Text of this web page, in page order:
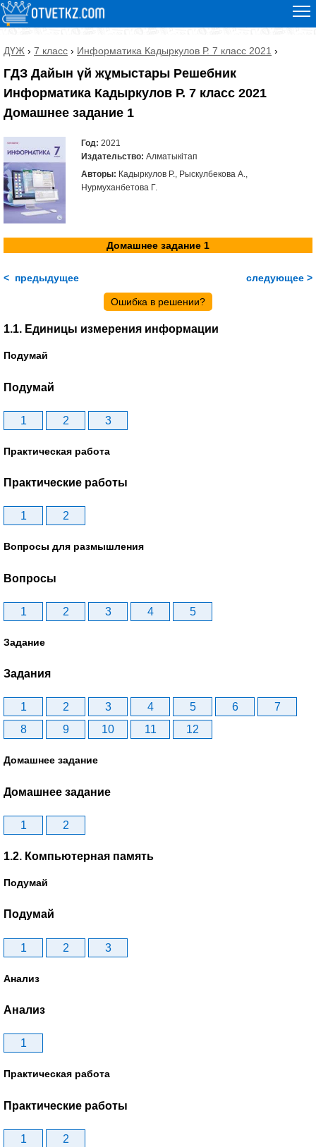
ДҮЖ › 7 класс › Информатика Кадыркулов Р. 7 класс 2021 ›
ГДЗ Дайын үй жұмыстары Решебник
Информатика Кадыркулов Р. 7 класс 2021
Домашнее задание 1
Год: 2021
Издательство: Алматыкітап
Авторы: Кадыркулов Р., Рыскулбекова А.,
Нурмуханбетова Г.
Домашнее задание 1
< предыдущее следующее >
Ошибка в решении?
1.1. Единицы измерения информации
Подумай
Подумай
1 2 3
Практическая работа
Практические работы
1 2
Вопросы для размышления
Вопросы
1 2 3 4 5
Задание
Задания
1 2 3 4 5 6
7
8
9 10 11 12
Домашнее задание
Домашнее задание
1 2
1.2. Компьютерная память
Подумай
Подумай
1 2 3
Анализ
Анализ
1
Практическая работа
Практические работы
1 2